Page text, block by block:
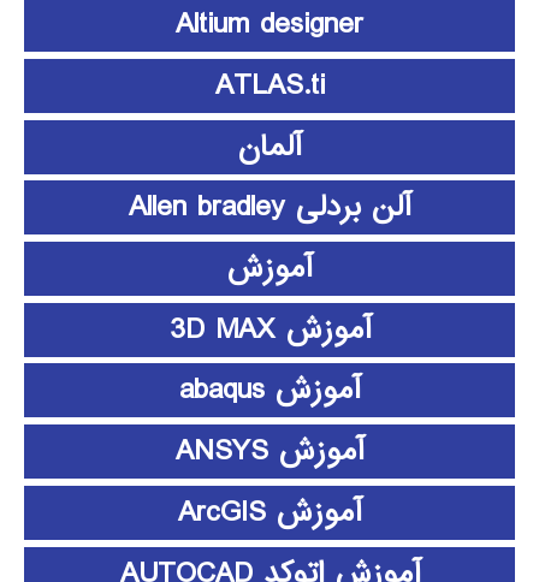
Altium designer
ATLAS.ti
آلمان
آلن بردلی Allen bradley
آموزش
آموزش 3D MAX
آموزش abaqus
آموزش ANSYS
آموزش ArcGIS